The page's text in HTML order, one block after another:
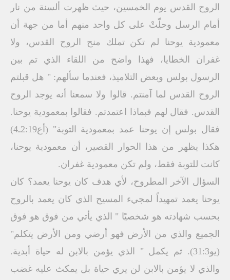
الروح القدس يوم الخمسين، حيث ظهرت ألسنة من نار
أمام الرسل وحلّتْ على كل واحد منهم أما من جهة أن
معمودية يوحنا لم تكن تملك منح الروح القدس، ولا
غفران الخطايا، فهذا واضح من اللقاء الذي تم بين
الرسول بولس وبعض التلاميذ، فعندما سألهم: " هل قبلتم
الروح القدس لما آمنتم. قالوا ولا سمعنا أنه يوجد الروح
القدس. فقال لهم فبماذا اعتمدتم. فقالوا بمعمودية يوحنا.
فقال بولس إن يوحنا عمد بمعمودية التوبة" (أع2:19ـ4)
هكذا يظهر من هذا الحوار القصير، أن معمودية يوحنا،
كانت للتوبة فقط، ولم تكن معمودية غفران.
السؤال الآخر المطروح، لأي هدف كان يوحنا يعمد؟ كان
يوحنا يعمد تمهيداً لمجيء المسيح الذي كان يعمد بالروح
بحسب شهادته هو شخصيًا " الذي يأتي من فوق هو فوق
الجميع والذي من الأرض فهو أرضي ومن الأرض يتكلم"
(يو31:3). ثم يكمل " الذي يؤمن بالابن له حياة أبدية.
والذي لا يؤمن بالابن لن يري حياة بل يمكث عليه غضب